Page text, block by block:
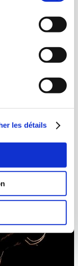
les détails
infusant le
les élèves